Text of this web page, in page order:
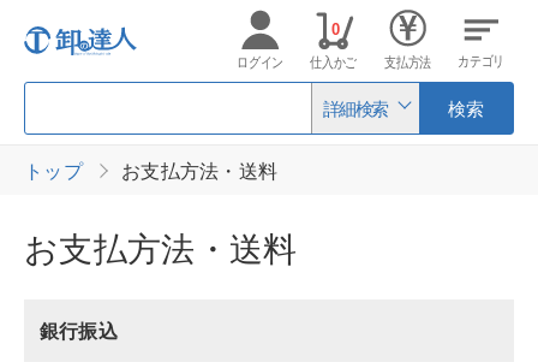
詳細検索 検索
ログイン 仕入かご
0
支払方法 カテゴリ
トップ お支払方法・送料
お支払方法・送料
銀行振込